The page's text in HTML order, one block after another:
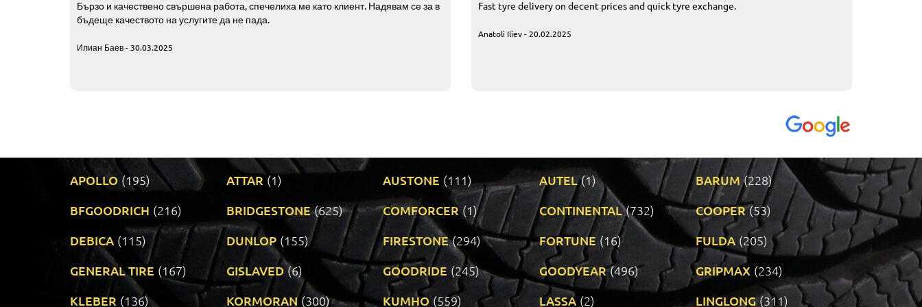
Бързо и качествено свършена работа, спечелиха ме като клиент. Надявам се за в
бъдеще качеството на услугите да не пада.
Илиан Баев - 30.03.2025
Fast tyre delivery on decent prices and quick tyre exchange.
Anatoli Iliev - 20.02.2025
APOLLO (195) ATTAR (1) AUSTONE (111) AUTEL (1) BARUM (228)
BFGOODRICH (216) BRIDGESTONE (625) COMFORCER (1) CONTINENTAL (732) COOPER (53)
DEBICA (115) DUNLOP (155) FIRESTONE (294) FORTUNE (16) FULDA (205)
GENERAL TIRE (167) GISLAVED (6) GOODRIDE (245) GOODYEAR (496) GRIPMAX (234)
KLEBER (136) KORMORAN (300) KUMHO (559) LASSA (2) LINGLONG (311)